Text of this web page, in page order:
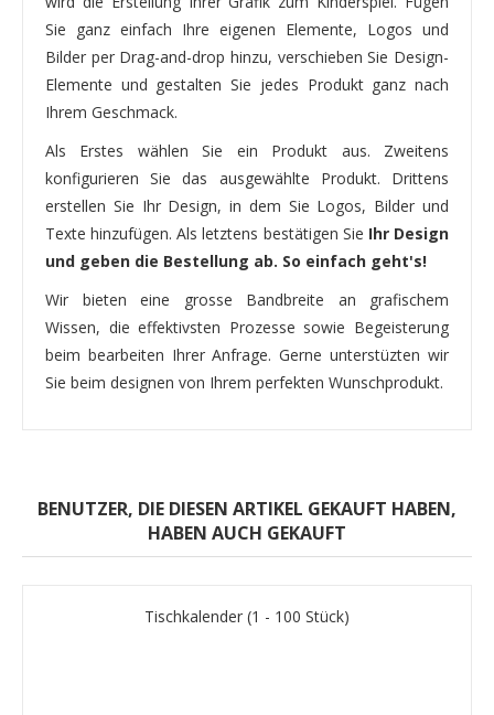
Sie ganz einfach Ihre eigenen Elemente, Logos und
Bilder per Drag-and-drop hinzu, verschieben Sie Design-
Elemente und gestalten Sie jedes Produkt ganz nach
Ihrem Geschmack.
Als Erstes wählen Sie ein Produkt aus. Zweitens
konfigurieren Sie das ausgewählte Produkt. Drittens
erstellen Sie Ihr Design, in dem Sie Logos, Bilder und
Texte hinzufügen. Als letztens bestätigen Sie Ihr Design
und geben die Bestellung ab. So einfach geht's!
Wir bieten eine grosse Bandbreite an grafischem
Wissen, die effektivsten Prozesse sowie Begeisterung
beim bearbeiten Ihrer Anfrage. Gerne unterstüzten wir
Sie beim designen von Ihrem perfekten Wunschprodukt.
BENUTZER, DIE DIESEN ARTIKEL GEKAUFT HABEN,
HABEN AUCH GEKAUFT
Tischkalender (1 - 100 Stück)